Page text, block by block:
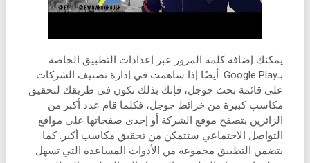
يمكنك إضافة كلمة المرور عبر إعدادات التطبيق الخاصة
بـGoogle Play. أيضًا إذا ساهمت في إدارة تصنيف الشركات
على قائمة بحث جوجل، فإنك بذلك تكون في طريقك لتحقيق
مكاسب كبيرة من خرائط جوجل، فكلما قام عدد أكبر من
الزائرين بتصفح موقع الشركة أو إحدى صفحاتها على مواقع
التواصل الاجتماعي ستتمكن من تحقيق مكاسب أكبر. كما
يتضمن التطبيق مجموعة من الأدوات المساعدة التي تسهل